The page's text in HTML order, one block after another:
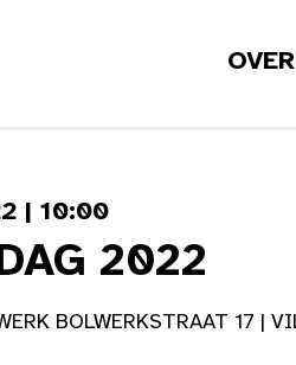
| 10:00
2022
BOLWERKSTRAAT 17 |